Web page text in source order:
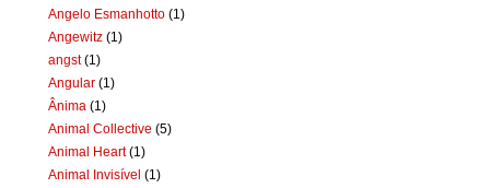
Angelo Esmanhotto (1)
Angewitz (1)
angst (1)
Angular (1)
Ânima (1)
Animal Collective (5)
Animal Heart (1)
Animal Invisível (1)